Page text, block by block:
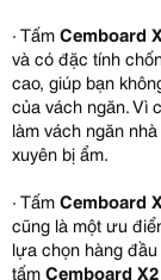
· TấmCemboard
và có đặc tính
cao, giúp bạn
của vách ngăn. Vì
làm vách ngăn
xuyên bị ẩm.
· TấmCemboard
cũng là một ưu
lựa chọn hàng
tấmCemboard X2